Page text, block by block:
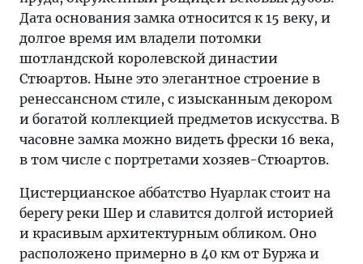
Дата основания замка относится к 15 веку, и
долгое время им владели потомки
шотландской королевской династии
Стюартов. Ныне это элегантное строение в
ренессансном стиле, с изысканным декором
и богатой коллекцией предметов искусства. В
часовне замка можно видеть фрески 16 века,
в том числе с портретами хозяев-Стюартов.
Цистерцианское аббатство Нуарлак стоит на
берегу реки Шер и славится долгой историей
и красивым архитектурным обликом. Оно
расположено примерно в 40 км от Буржа и